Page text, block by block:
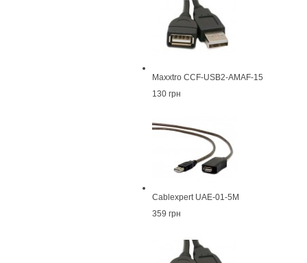
Maxxtro CCF-USB2-AMAF-15
130 грн
Cablexpert UAE-01-5M
359 грн